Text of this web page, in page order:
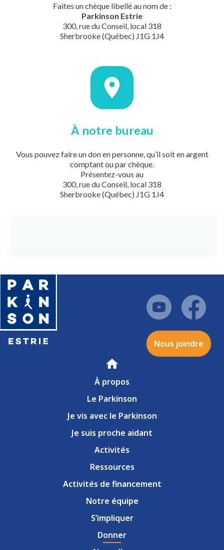
Faites un chèque libellé au nom de :
Parkinson Estrie
300, rue du Conseil, local 318
Sherbrooke (Québec) J1G 1J4
À notre bureau
Vous pouvez faire un don en personne, qu’il soit en argent
comptant ou par chèque.
Présentez-vous au
300, rue du Conseil, local 318
Sherbrooke (Québec) J1G 1J4
Accueil
À propos
Le Parkinson
Je vis avec le Parkinson
Je suis proche aidant
Activités
Ressources
Activités de financement
Notre équipe
S’impliquer
Donner
Nous joindre